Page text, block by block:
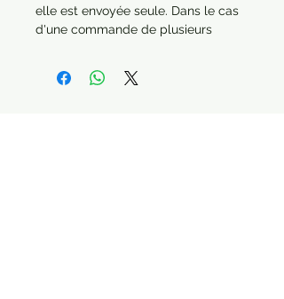
elle est envoyée seule. Dans le cas
d'une commande de plusieurs